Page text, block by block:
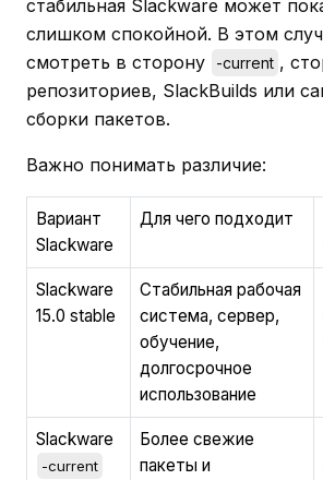
стабильная Slackware может
слишком спокойной. В этом
смотреть в сторону
-current ,
репозиториев, SlackBuilds или
сборки пакетов.
Важно понимать различие:
Вариант
Slackware
Для чего подходит
Slackware
15.0 stable
Стабильная рабочая
система, сервер,
обучение,
долгосрочное
использование
Slackware
-current
Более свежие
пакеты и